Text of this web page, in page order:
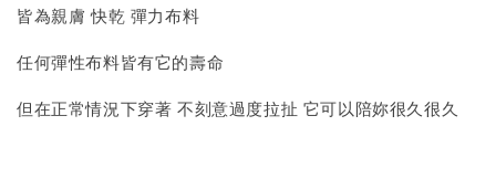
皆為親膚 快乾 彈力布料
任何彈性布料皆有它的壽命
但在正常情況下穿著 不刻意過度拉扯 它可以陪妳很久很久